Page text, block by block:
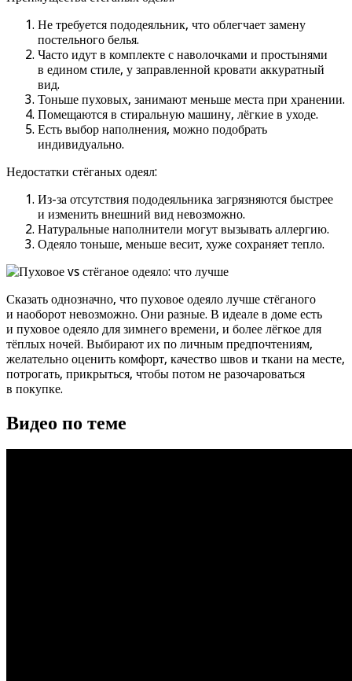
Не требуется пододеяльник, что облегчает замену
постельного белья.
Часто идут в комплекте с наволочками и простынями
в едином стиле, у заправленной кровати аккуратный
вид.
Тоньше пуховых, занимают меньше места при хранении.
Помещаются в стиральную машину, лёгкие в уходе.
Есть выбор наполнения, можно подобрать
индивидуально.
Недостатки стёганых одеял:
Из-за отсутствия пододеяльника загрязняются быстрее
и изменить внешний вид невозможно.
Натуральные наполнители могут вызывать аллергию.
Одеяло тоньше, меньше весит, хуже сохраняет тепло.
Сказать однозначно, что пуховое одеяло лучше стёганого
и наоборот невозможно. Они разные. В идеале в доме есть
и пуховое одеяло для зимнего времени, и более лёгкое для
тёплых ночей. Выбирают их по личным предпочтениям,
желательно оценить комфорт, качество швов и ткани на месте,
потрогать, прикрыться, чтобы потом не разочароваться
в покупке.
Видео по теме